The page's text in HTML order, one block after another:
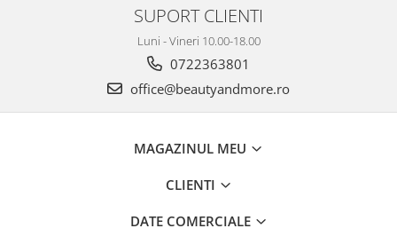
SUPORT CLIENTI
Luni - Vineri 10.00-18.00
0722363801
office@beautyandmore.ro
MAGAZINUL MEU
CLIENTI
DATE COMERCIALE